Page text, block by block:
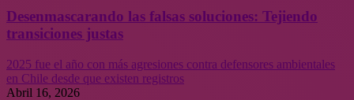
Desenmascarando las falsas soluciones: Tejiendo
transiciones justas
2025 fue el año con más agresiones contra defensores ambientales
en Chile desde que existen registros
Abril 16, 2026